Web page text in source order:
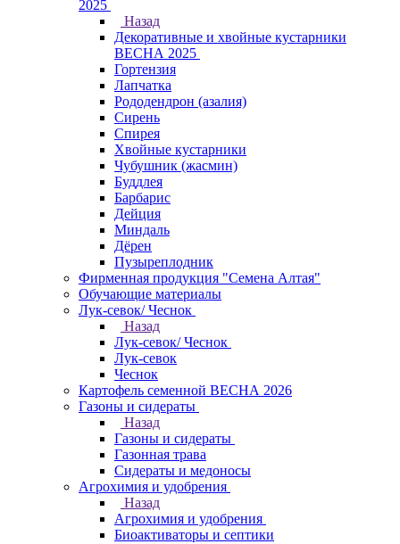
2025
Назад
Декоративные и хвойные кустарники
ВЕСНА 2025
Гортензия
Лапчатка
Рододендрон (азалия)
Сирень
Спирея
Хвойные кустарники
Чубушник (жасмин)
Буддлея
Барбарис
Дейция
Миндаль
Дёрен
Пузыреплодник
Фирменная продукция "Семена Алтая"
Обучающие материалы
Лук-севок/ Чеснок
Назад
Лук-севок/ Чеснок
Лук-севок
Чеснок
Картофель семенной ВЕСНА 2026
Газоны и сидераты
Назад
Газоны и сидераты
Газонная трава
Сидераты и медоносы
Агрохимия и удобрения
Назад
Агрохимия и удобрения
Биоактиваторы и септики